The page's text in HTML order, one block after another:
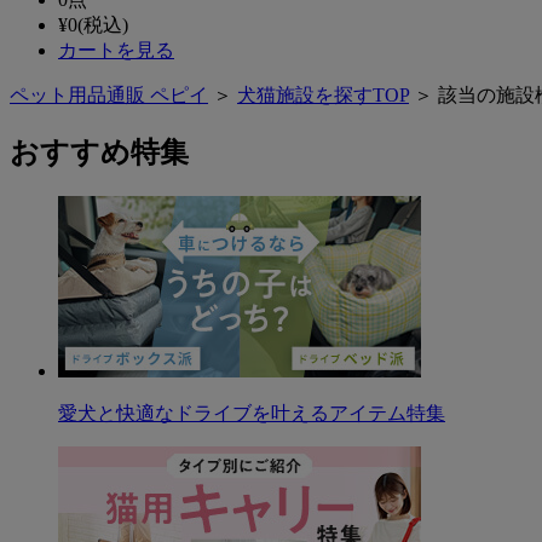
¥0(税込)
カートを見る
ペット用品通販 ペピイ ＞ 犬猫施設を探すTOP＞ 該当の施設
おすすめ特集
愛犬と快適なドライブを叶えるアイテム特集